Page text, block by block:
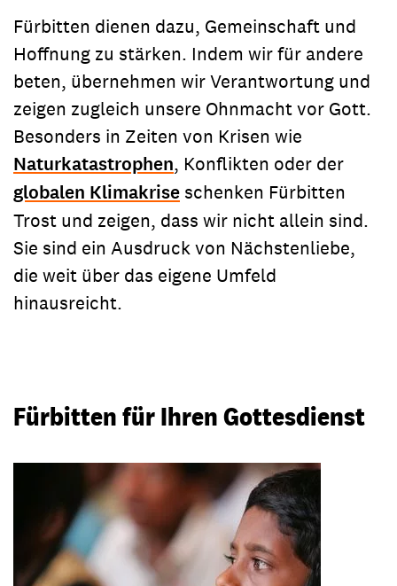
Fürbitten dienen dazu, Gemeinschaft und
Hoffnung zu stärken. Indem wir für andere
beten, übernehmen wir Verantwortung und
zeigen zugleich unsere Ohnmacht vor Gott.
Besonders in Zeiten von Krisen wie
Naturkatastrophen, Konflikten oder der
globalen Klimakrise schenken Fürbitten
Trost und zeigen, dass wir nicht allein sind.
Sie sind ein Ausdruck von Nächstenliebe,
die weit über das eigene Umfeld
hinausreicht.
Fürbitten für Ihren Gottesdienst